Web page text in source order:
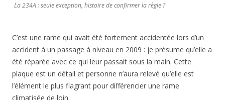
La 234A : seule exception, histoire de confirmer la règle ?
C’est une rame qui avait été fortement accidentée lors d’un
accident à un passage à niveau en 2009 : je présume qu’elle a
été réparée avec ce qui leur passait sous la main. Cette
plaque est un détail et personne n’aura relevé qu’elle est
l’élément le plus flagrant pour différencier une rame
climatisée de loin.